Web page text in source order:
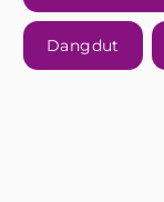
Dangdut